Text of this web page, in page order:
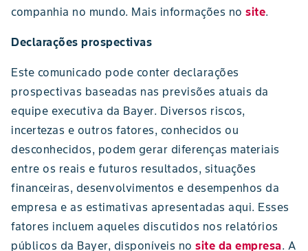
companhia no mundo. Mais informações no site.
Declarações prospectivas
Este comunicado pode conter declarações
prospectivas baseadas nas previsões atuais da
equipe executiva da Bayer. Diversos riscos,
incertezas e outros fatores, conhecidos ou
desconhecidos, podem gerar diferenças materiais
entre os reais e futuros resultados, situações
financeiras, desenvolvimentos e desempenhos da
empresa e as estimativas apresentadas aqui. Esses
fatores incluem aqueles discutidos nos relatórios
públicos da Bayer, disponíveis no site da empresa. A